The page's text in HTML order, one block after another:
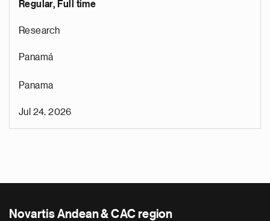
Regular, Full time
Research
Panamá
Panama
Jul 24, 2026
Novartis Andean & CAC region